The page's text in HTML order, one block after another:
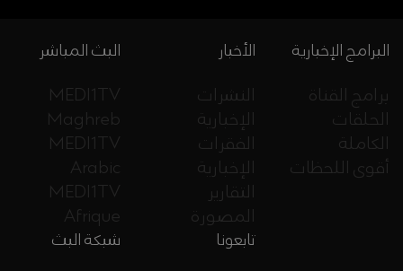
البث المباشر
MEDI1TV
Maghreb
MEDI1TV
Arabic
MEDI1TV
Afrique
الأخبار
النشرات
الإخبارية
الفقرات
الإخبارية
التقارير
المصورة
البرامج الإخبارية
برامج القناة
الحلقات
الكاملة
أقوى اللحظات
شبكة البث تابعونا